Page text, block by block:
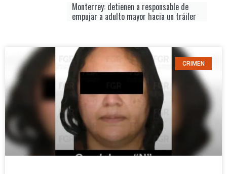
Monterrey: detienen a responsable de
empujar a adulto mayor hacia un tráiler
CRIMEN